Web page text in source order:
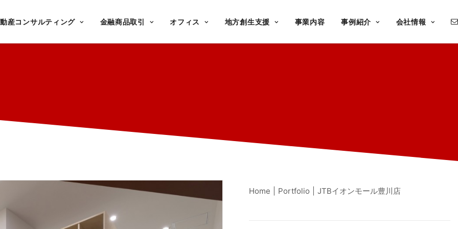
産コンサルティング 金融商品取引 オフィス 地方創生支援 事業内容 事例紹介 会社情報
Home Portfolio JTBイオンモール豊川店